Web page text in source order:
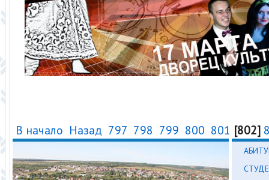
В начало Назад 797 798 799 800 801 [802]